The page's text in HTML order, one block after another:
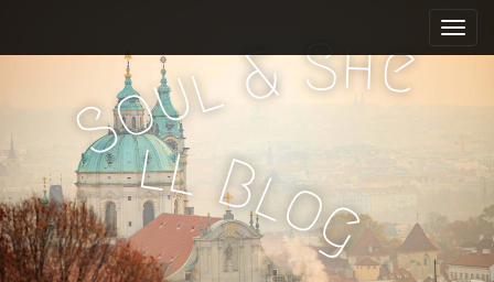
e
n
u
i
c
n
t
e
S
oul&She
ll Blog